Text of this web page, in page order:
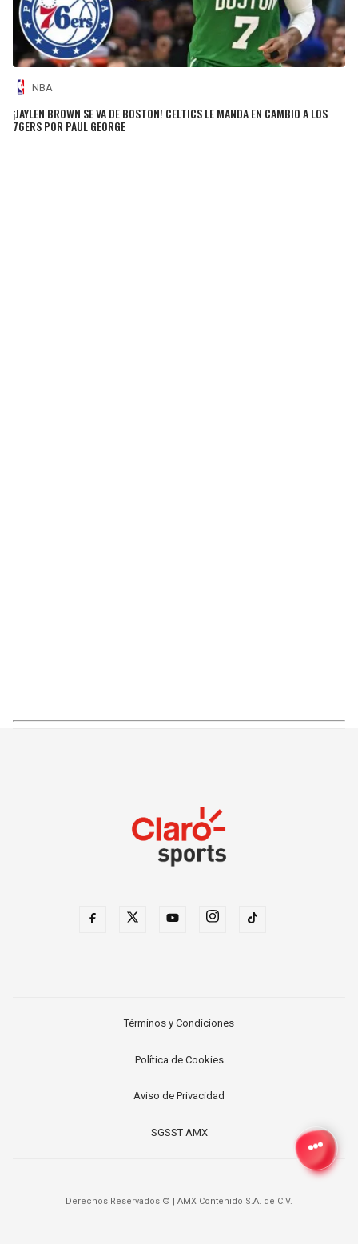
NBA
¡JAYLEN BROWN SE VA DE BOSTON! CELTICS LE MANDA EN CAMBIO A LOS
76ERS POR PAUL GEORGE
Términos y Condiciones
Política de Cookies
Aviso de Privacidad
SGSST AMX
Derechos Reservados © AMX Contenido S.A. de C.V.